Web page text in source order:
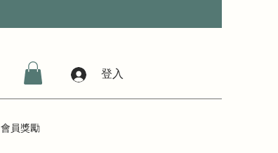
登入
會員獎勵